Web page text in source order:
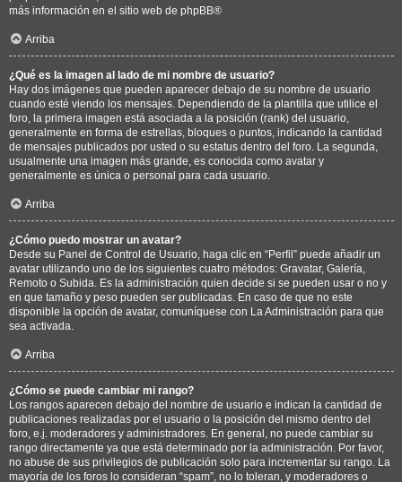
más información en el sitio web de phpBB®
Arriba
¿Qué es la imagen al lado de mi nombre de usuario?
Hay dos imágenes que pueden aparecer debajo de su nombre de usuario
cuando esté viendo los mensajes. Dependiendo de la plantilla que utilice el
foro, la primera imagen está asociada a la posición (rank) del usuario,
generalmente en forma de estrellas, bloques o puntos, indicando la cantidad
de mensajes publicados por usted o su estatus dentro del foro. La segunda,
usualmente una imagen más grande, es conocida como avatar y
generalmente es única o personal para cada usuario.
Arriba
¿Cómo puedo mostrar un avatar?
Desde su Panel de Control de Usuario, haga clic en “Perfil” puede añadir un
avatar utilizando uno de los siguientes cuatro métodos: Gravatar, Galería,
Remoto o Subida. Es la administración quien decide si se pueden usar o no y
en que tamaño y peso pueden ser publicadas. En caso de que no este
disponible la opción de avatar, comuníquese con La Administración para que
sea activada.
Arriba
¿Cómo se puede cambiar mi rango?
Los rangos aparecen debajo del nombre de usuario e indican la cantidad de
publicaciones realizadas por el usuario o la posición del mismo dentro del
foro, e.j. moderadores y administradores. En general, no puede cambiar su
rango directamente ya que está determinado por la administración. Por favor,
no abuse de sus privilegios de publicación solo para incrementar su rango. La
mayoría de los foros lo consideran “spam”, no lo toleran, y moderadores o